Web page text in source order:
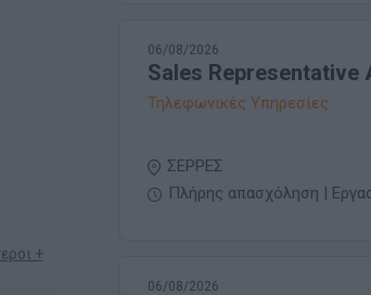
+
06/08/2026
Sales Representative
Τηλεφωνικές Υπηρεσίες
ΣΕΡΡΕΣ
Πλήρης απασχόληση |
06/08/2026